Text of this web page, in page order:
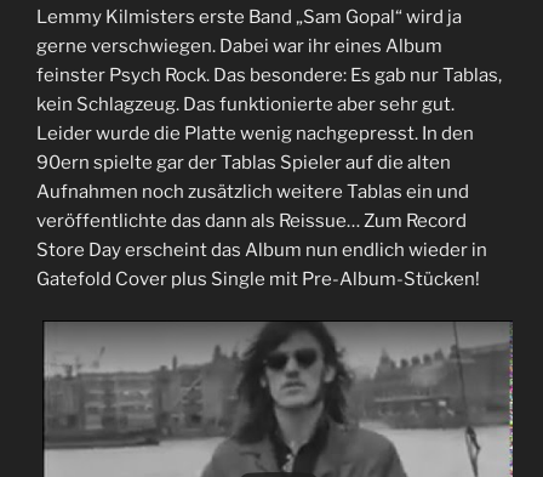
Lemmy Kilmisters erste Band „Sam Gopal“ wird ja
gerne verschwiegen. Dabei war ihr eines Album
feinster Psych Rock. Das besondere: Es gab nur Tablas,
kein Schlagzeug. Das funktionierte aber sehr gut.
Leider wurde die Platte wenig nachgepresst. In den
90ern spielte gar der Tablas Spieler auf die alten
Aufnahmen noch zusätzlich weitere Tablas ein und
veröffentlichte das dann als Reissue… Zum Record
Store Day erscheint das Album nun endlich wieder in
Gatefold Cover plus Single mit Pre-Album-Stücken!